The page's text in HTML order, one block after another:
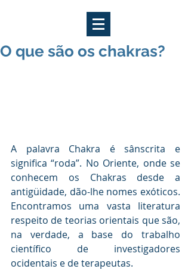
O que são os chakras?
A palavra Chakra é sânscrita e
significa “roda”. No Oriente, onde se
conhecem os Chakras desde a
antigüidade, dão-lhe nomes exóticos.
Encontramos uma vasta literatura
respeito de teorias orientais que são,
na verdade, a base do trabalho
científico de investigadores
ocidentais e de terapeutas.